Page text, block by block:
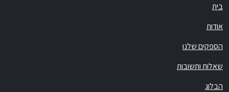
בית
אודות
הספקים שלנו
שאלות ותשובות
הבלוג